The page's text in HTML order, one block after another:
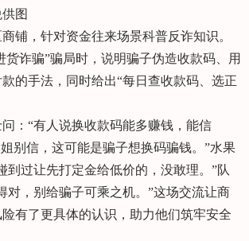
图
，针对资金往来场景科普反诈知识。
货诈骗”骗局时，说明骗子伪造收款码、用
的手法，同时给出“每日查收款码、选正
“有人说换收款码能多赚钱，能信
别信，这可能是骗子想换码骗钱。”水果
到过让先打定金给低价的，没敢理。”队
对，别给骗子可乘之机。”这场交流让商
有了更具体的认识，助力他们筑牢安全